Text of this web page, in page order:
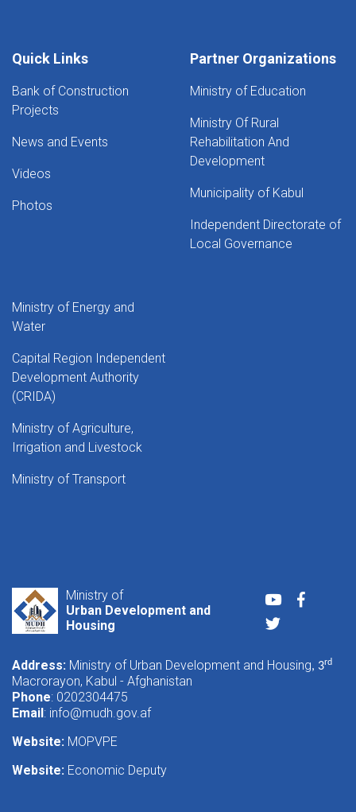
Quick Links
Bank of Construction
Projects
News and Events
Videos
Photos
Partner Organizations
Ministry of Education
Ministry Of Rural
Rehabilitation And
Development
Municipality of Kabul
Independent Directorate of
Local Governance
Ministry of Energy and
Water
Capital Region Independent
Development Authority
(CRIDA)
Ministry of Agriculture,
Irrigation and Livestock
Ministry of Transport
Ministry of
Urban Development and
Housing
Youtube
Twitter
Address: Ministry of Urban Development and Housing, 3rd
Macrorayon, Kabul - Afghanistan
Phone: 0202304475
Email: info@mudh.gov.af
Website: MOPVPE
Website: Economic Deputy